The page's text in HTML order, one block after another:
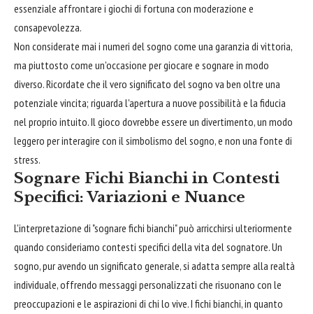
essenziale affrontare i giochi di fortuna con moderazione e
consapevolezza.
Non considerate mai i numeri del sogno come una garanzia di vittoria,
ma piuttosto come un'occasione per giocare e sognare in modo
diverso. Ricordate che il vero significato del sogno va ben oltre una
potenziale vincita; riguarda l'apertura a nuove possibilità e la fiducia
nel proprio intuito. Il gioco dovrebbe essere un divertimento, un modo
leggero per interagire con il simbolismo del sogno, e non una fonte di
stress.
Sognare Fichi Bianchi in Contesti
Specifici: Variazioni e Nuance
L'interpretazione di "sognare fichi bianchi" può arricchirsi ulteriormente
quando consideriamo contesti specifici della vita del sognatore. Un
sogno, pur avendo un significato generale, si adatta sempre alla realtà
individuale, offrendo messaggi personalizzati che risuonano con le
preoccupazioni e le aspirazioni di chi lo vive. I fichi bianchi, in quanto